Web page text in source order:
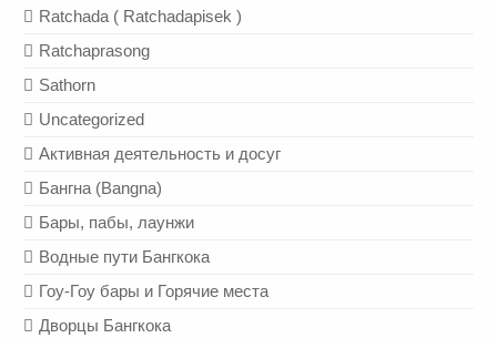
Ratchada ( Ratchadapisek )
Ratchaprasong
Sathorn
Uncategorized
Активная деятельность и досуг
Бангна (Bangna)
Бары, пабы, лаунжи
Водные пути Бангкока
Гоу-Гоу бары и Горячие места
Дворцы Бангкока